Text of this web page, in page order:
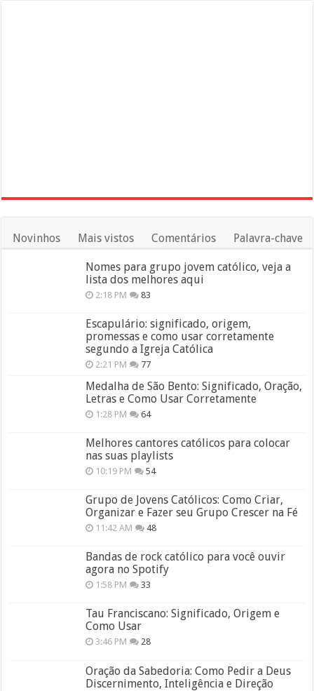
Novinhos Mais vistos Comentários Palavra-chave
Nomes para grupo jovem católico, veja a
lista dos melhores aqui
2:18 PM 83
Escapulário: significado, origem,
promessas e como usar corretamente
segundo a Igreja Católica
2:21 PM 77
Medalha de São Bento: Significado, Oração,
Letras e Como Usar Corretamente
1:28 PM 64
Melhores cantores católicos para colocar
nas suas playlists
10:19 PM 54
Grupo de Jovens Católicos: Como Criar,
Organizar e Fazer seu Grupo Crescer na Fé
11:42 AM 48
Bandas de rock católico para você ouvir
agora no Spotify
1:58 PM 33
Tau Franciscano: Significado, Origem e
Como Usar
3:46 PM 28
Oração da Sabedoria: Como Pedir a Deus
Discernimento, Inteligência e Direção